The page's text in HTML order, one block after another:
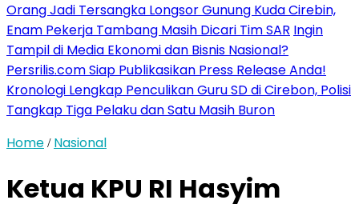
Orang Jadi Tersangka Longsor Gunung Kuda Cirebin,
Enam Pekerja Tambang Masih Dicari Tim SAR Ingin
Tampil di Media Ekonomi dan Bisnis Nasional?
Persrilis.com Siap Publikasikan Press Release Anda!
Kronologi Lengkap Penculikan Guru SD di Cirebon, Polisi
Tangkap Tiga Pelaku dan Satu Masih Buron
Home / Nasional
Ketua KPU RI Hasyim